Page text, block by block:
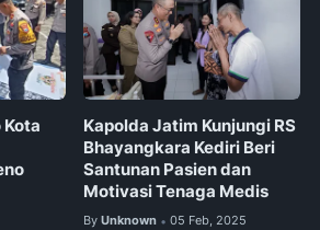
Kapolda Jatim Kunjungi RS
Bhayangkara Kediri Beri
Santunan Pasien dan
Motivasi Tenaga Medis
By Unknown • 05 Feb, 2025